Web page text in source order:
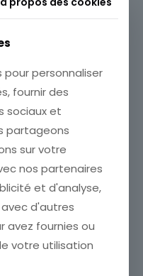
POSTALE PEPSY PIN
FEMME NU DAILY GIRL
PRESS ANNEE 50 / 60
pour personnaliser
fournir des
sociaux et
partageons
sur votre
nos partenaires
et d'analyse,
d'autres
avez fournies ou
votre utilisation